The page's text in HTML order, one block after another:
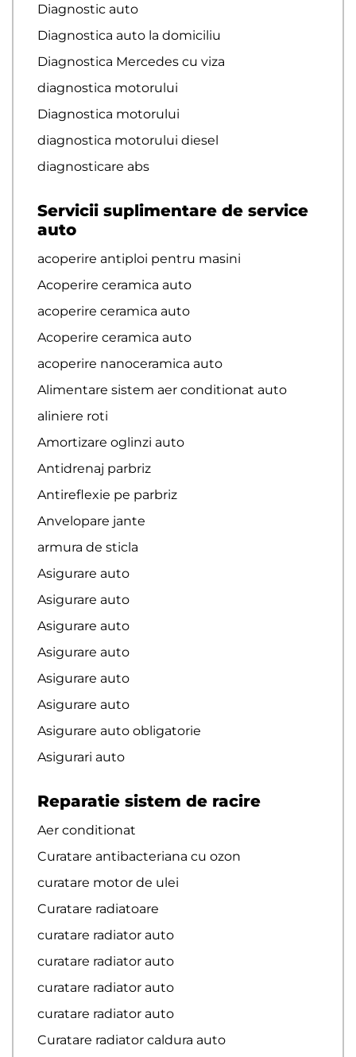
Diagnostic auto
Diagnostica auto la domiciliu
Diagnostica Mercedes cu viza
diagnostica motorului
Diagnostica motorului
diagnostica motorului diesel
diagnosticare abs
Servicii suplimentare de service
auto
acoperire antiploi pentru masini
Acoperire ceramica auto
acoperire ceramica auto
Acoperire ceramica auto
acoperire nanoceramica auto
Alimentare sistem aer conditionat auto
aliniere roti
Amortizare oglinzi auto
Antidrenaj parbriz
Antireflexie pe parbriz
Anvelopare jante
armura de sticla
Asigurare auto
Asigurare auto
Asigurare auto
Asigurare auto
Asigurare auto
Asigurare auto
Asigurare auto obligatorie
Asigurari auto
Reparatie sistem de racire
Aer conditionat
Curatare antibacteriana cu ozon
curatare motor de ulei
Curatare radiatoare
curatare radiator auto
curatare radiator auto
curatare radiator auto
curatare radiator auto
Curatare radiator caldura auto